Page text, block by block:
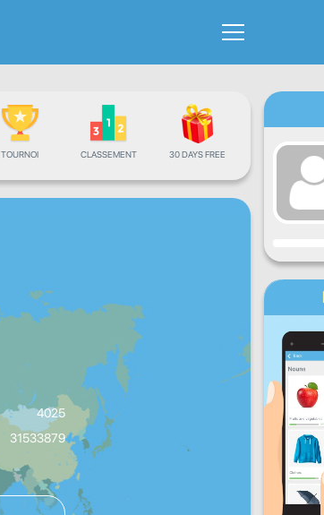
TOURNOI CLASSEMENT 30 DAYS FREE
4025
31533879
Lun
Progrès
Progrès